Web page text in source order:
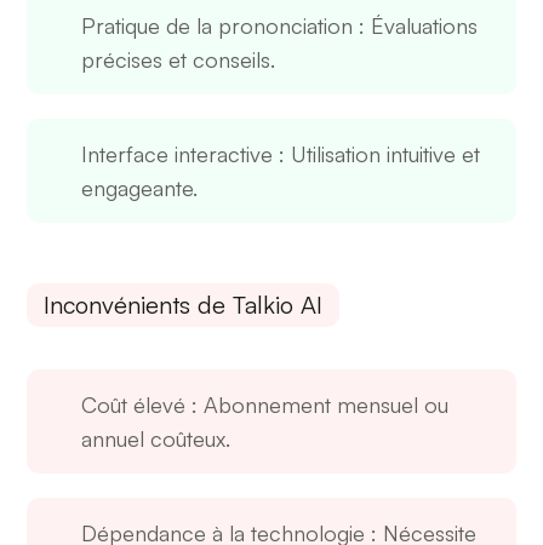
Pratique de la prononciation : Évaluations
précises et conseils.
Interface interactive : Utilisation intuitive et
engageante.
Inconvénients de Talkio AI
Coût élevé : Abonnement mensuel ou
annuel coûteux.
Dépendance à la technologie : Nécessite